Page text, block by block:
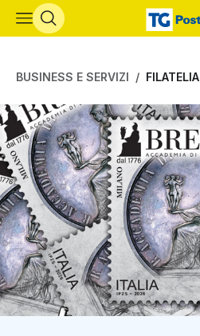
Vai al contenuto principale
BUSINESS E SERVIZI FILATELIA